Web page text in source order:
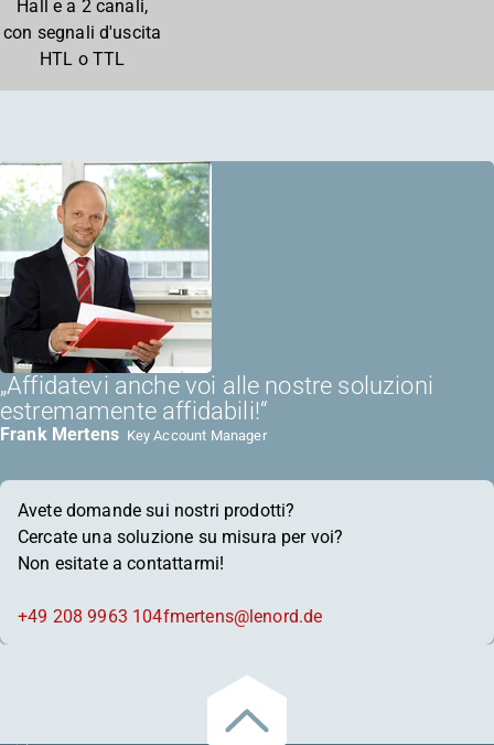
Hall e a 2 canali,
con segnali d'uscita
HTL o TTL
„Affidatevi anche voi alle nostre soluzioni
estremamente affidabili!“
Frank Mertens Key Account Manager
Avete domande sui nostri prodotti?
Cercate una soluzione su misura per voi?
Non esitate a contattarmi!
+49 208 9963 104fmertens@lenord.de